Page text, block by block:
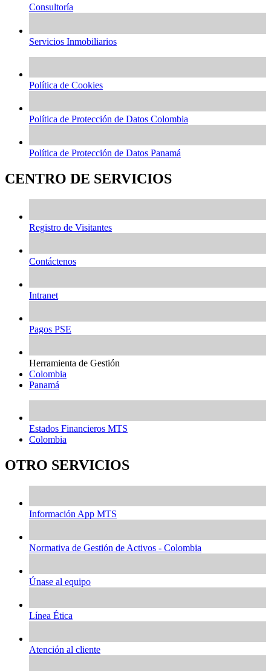
Consultoría
Servicios Inmobiliarios
Política de Cookies
Política de Protección de Datos Colombia
Política de Protección de Datos Panamá
CENTRO DE SERVICIOS
Registro de Visitantes
Contáctenos
Intranet
Pagos PSE
Herramienta de Gestión
Colombia
Panamá
Estados Financieros MTS
Colombia
OTRO SERVICIOS
Información App MTS
Normativa de Gestión de Activos - Colombia
Únase al equipo
Línea Ética
Atención al cliente